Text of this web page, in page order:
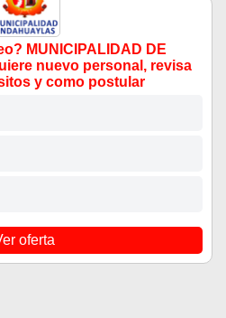
MUNICIPALIDAD DE
nuevo personal, revisa
y como postular
oferta